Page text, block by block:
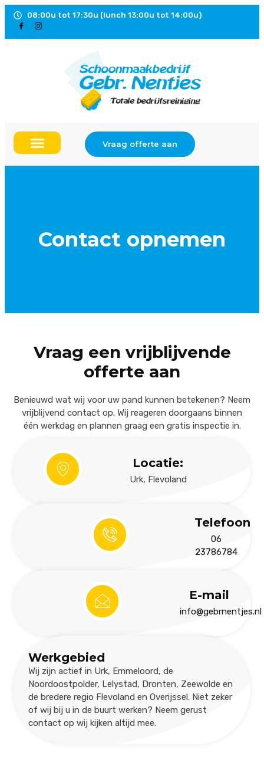
08:00u tot 17:30u (lunch 13:00u tot 14:00u)
Vraag offerte aan
Contact opnemen
Vraag een vrijblijvende
offerte aan
Benieuwd wat wij voor uw pand kunnen betekenen? Neem
vrijblijvend contact op. Wij reageren doorgaans binnen
één werkdag en plannen graag een gratis inspectie in.
Locatie:
Urk, Flevoland
Telefoon
06
23786784
E-mail
info@gebrnentjes.nl
Werkgebied
Wij zijn actief in Urk, Emmeloord, de
Noordoostpolder, Lelystad, Dronten, Zeewolde en
de bredere regio Flevoland en Overijssel. Niet zeker
of wij bij u in de buurt werken? Neem gerust
contact op wij kijken altijd mee.